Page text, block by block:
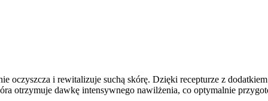
i rewitalizuje suchą skórę. Dzięki recepturze z
otrzymuje dawkę intensywnego nawilżenia, co optymalnie